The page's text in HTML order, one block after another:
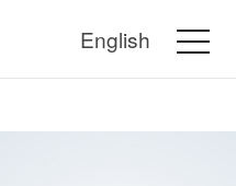
English